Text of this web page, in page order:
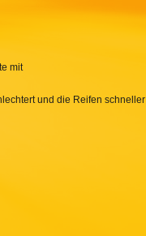
mit
und die Reifen schneller